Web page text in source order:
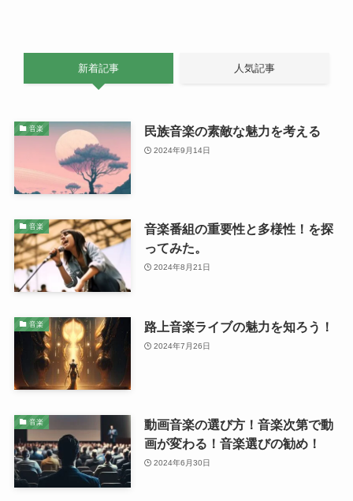
新着記事 人気記事
音楽 民族音楽の素敵な魅力を考える
2024年9月14日
音楽
音楽番組の重要性と多様性！を探
ってみた。
2024年8月21日
音楽 路上音楽ライブの魅力を知ろう！
2024年7月26日
音楽
動画音楽の選び方！音楽次第で動
画が変わる！音楽選びの勧め！
2024年6月30日